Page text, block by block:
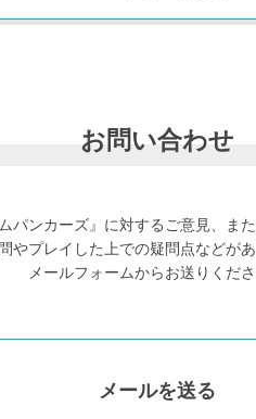
お問い合わせ
ムパンカーズ』に対するご意見、ま
やプレイした上での疑問点などがあ
メールフォームからお送りくださ
メールを送る